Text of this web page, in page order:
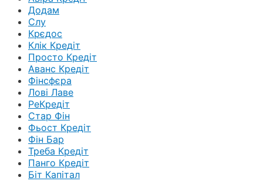
Додам
Слу
Крєдос
Клік Кредіт
Просто Кредіт
Аванс Кредіт
Фінсфєра
Лові Лаве
РеКредіт
Стар Фін
Фьост Кредіт
Фін Бар
Треба Кредіт
Панго Кредіт
Біт Капітал